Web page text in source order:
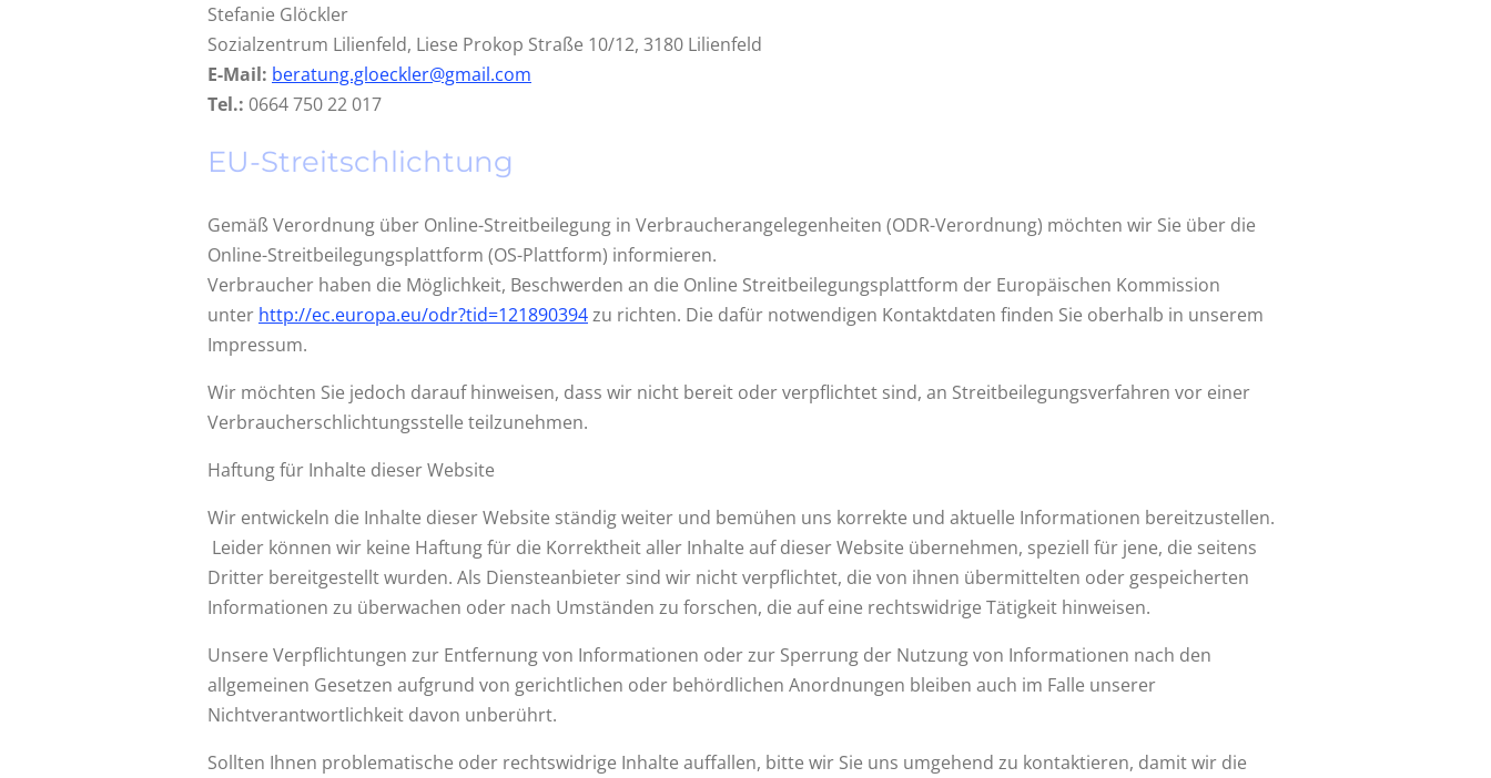
Stefanie Glöckler
Sozialzentrum Lilienfeld, Liese Prokop Straße 10/12, 3180 Lilienfeld
E-Mail: beratung.gloeckler@gmail.com
Tel.: 0664 750 22 017
EU-Streitschlichtung
Gemäß Verordnung über Online-Streitbeilegung in Verbraucherangelegenheiten (ODR-Verordnung) möchten wir Sie über die
Online-Streitbeilegungsplattform (OS-Plattform) informieren.
Verbraucher haben die Möglichkeit, Beschwerden an die Online Streitbeilegungsplattform der Europäischen Kommission
unter http://ec.europa.eu/odr?tid=121890394zu richten. Die dafür notwendigen Kontaktdaten finden Sie oberhalb in unserem
Impressum.
Wir möchten Sie jedoch darauf hinweisen, dass wir nicht bereit oder verpflichtet sind, an Streitbeilegungsverfahren vor einer
Verbraucherschlichtungsstelle teilzunehmen.
Haftung für Inhalte dieser Website
Wir entwickeln die Inhalte dieser Website ständig weiter und bemühen uns korrekte und aktuelle Informationen bereitzustellen.
Leider können wir keine Haftung für die Korrektheit aller Inhalte auf dieser Website übernehmen, speziell für jene, die seitens
Dritter bereitgestellt wurden. Als Diensteanbieter sind wir nicht verpflichtet, die von ihnen übermittelten oder gespeicherten
Informationen zu überwachen oder nach Umständen zu forschen, die auf eine rechtswidrige Tätigkeit hinweisen.
Unsere Verpflichtungen zur Entfernung von Informationen oder zur Sperrung der Nutzung von Informationen nach den
allgemeinen Gesetzen aufgrund von gerichtlichen oder behördlichen Anordnungen bleiben auch im Falle unserer
Nichtverantwortlichkeit davon unberührt.
Sollten Ihnen problematische oder rechtswidrige Inhalte auffallen, bitte wir Sie uns umgehend zu kontaktieren, damit wir die